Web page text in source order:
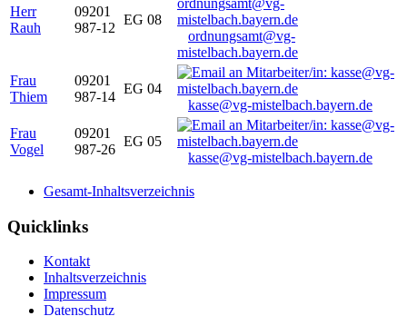
Herr
Rauh
09201
987-12
EG 08
ordnungsamt@vg-
mistelbach.bayern.de
Frau
Thiem
09201
987-14
EG 04
kasse@vg-mistelbach.bayern.de
Frau
Vogel
09201
987-26
EG 05
kasse@vg-mistelbach.bayern.de
Gesamt-Inhaltsverzeichnis
Quicklinks
Kontakt
Inhaltsverzeichnis
Impressum
Datenschutz